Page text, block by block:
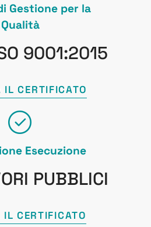
Gestione per la
Qualità
9001:2015
IL CERTIFICATO
Esecuzione
PUBBLICI
IL CERTIFICATO